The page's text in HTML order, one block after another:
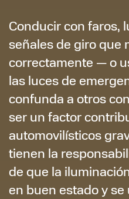
Conducir con faros,
señales de giro que
correctamente — o
las luces de
confunda a otros
ser un factor
automovilísticos
tienen la
de que la
en buen estado y